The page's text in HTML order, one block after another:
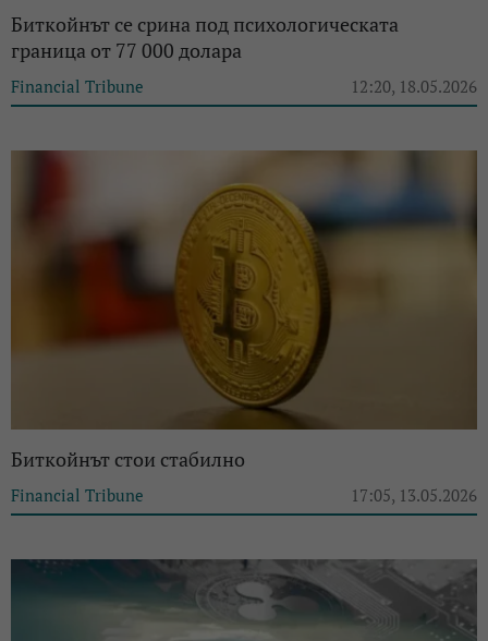
Биткойнът се срина под психологическата
граница от 77 000 долара
Financial Tribune 12:20, 18.05.2026
Биткойнът стои стабилно
Financial Tribune 17:05, 13.05.2026